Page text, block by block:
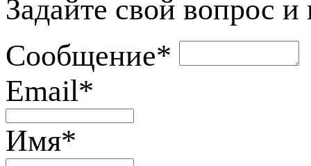
Задайте свой вопрос
Сообщение*
Email*
Имя*